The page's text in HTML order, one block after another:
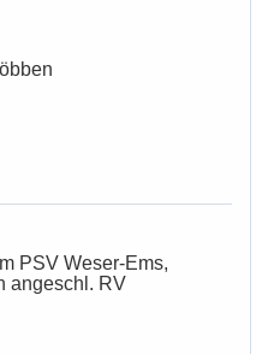
PSV Weser-Ems,
angeschl. RV